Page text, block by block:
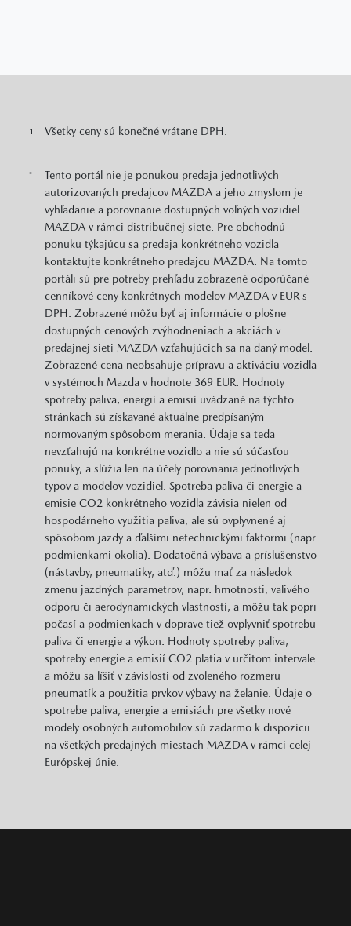
1 Všetky ceny sú konečné vrátane DPH.
*
Tento portál nie je ponukou predaja jednotlivých
autorizovaných predajcov MAZDA a jeho zmyslom je
vyhľadanie a porovnanie dostupných voľných vozidiel
MAZDA v rámci distribučnej siete. Pre obchodnú
ponuku týkajúcu sa predaja konkrétneho vozidla
kontaktujte konkrétneho predajcu MAZDA. Na tomto
portáli sú pre potreby prehľadu zobrazené odporúčané
cenníkové ceny konkrétnych modelov MAZDA v EUR s
DPH. Zobrazené môžu byť aj informácie o plošne
dostupných cenových zvýhodneniach a akciách v
predajnej sieti MAZDA vzťahujúcich sa na daný model.
Zobrazené cena neobsahuje prípravu a aktiváciu vozidla
v systémoch Mazda v hodnote 369 EUR. Hodnoty
spotreby paliva, energií a emisií uvádzané na týchto
stránkach sú získavané aktuálne predpísaným
normovaným spôsobom merania. Údaje sa teda
nevzťahujú na konkrétne vozidlo a nie sú súčasťou
ponuky, a slúžia len na účely porovnania jednotlivých
typov a modelov vozidiel. Spotreba paliva či energie a
emisie CO2 konkrétneho vozidla závisia nielen od
hospodárneho využitia paliva, ale sú ovplyvnené aj
spôsobom jazdy a ďalšími netechnickými faktormi (napr.
podmienkami okolia). Dodatočná výbava a príslušenstvo
(nástavby, pneumatiky, atď.) môžu mať za následok
zmenu jazdných parametrov, napr. hmotnosti, valivého
odporu či aerodynamických vlastností, a môžu tak popri
počasí a podmienkach v doprave tiež ovplyvniť spotrebu
paliva či energie a výkon. Hodnoty spotreby paliva,
spotreby energie a emisií CO2 platia v určitom intervale
a môžu sa líšiť v závislosti od zvoleného rozmeru
pneumatík a použitia prvkov výbavy na želanie. Údaje o
spotrebe paliva, energie a emisiách pre všetky nové
modely osobných automobilov sú zadarmo k dispozícii
na všetkých predajných miestach MAZDA v rámci celej
Európskej únie.